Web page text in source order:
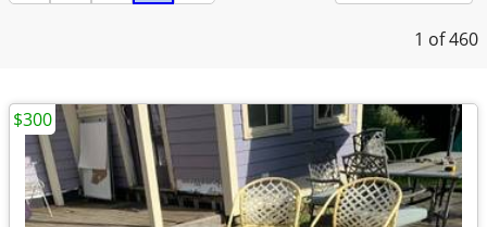
1 of 460
$300